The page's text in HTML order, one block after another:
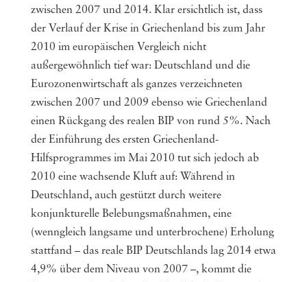
zwischen 2007 und 2014. Klar ersichtlich ist, dass
der Verlauf der Krise in Griechenland bis zum Jahr
2010 im europäischen Vergleich nicht
außergewöhnlich tief war: Deutschland und die
Eurozonenwirtschaft als ganzes verzeichneten
zwischen 2007 und 2009 ebenso wie Griechenland
einen Rückgang des realen BIP von rund 5%. Nach
der Einführung des ersten Griechenland-
Hilfsprogrammes im Mai 2010 tut sich jedoch ab
2010 eine wachsende Kluft auf: Während in
Deutschland, auch gestützt durch weitere
konjunkturelle Belebungsmaßnahmen, eine
(wenngleich langsame und unterbrochene) Erholung
stattfand – das reale BIP Deutschlands lag 2014 etwa
4,9% über dem Niveau von 2007 –, kommt die